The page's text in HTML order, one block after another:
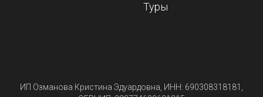
Туры
ИП Озманова Кристина Эдуардовна, ИНН: 690308318181,